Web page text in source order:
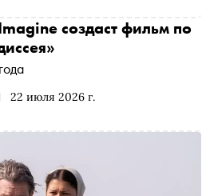
больше сюрпризов, чем кажется,
Елены и Клитемнестры —
будет волновать
просмотра. Критик Сергей
зачем вообще был нужен этот
из каждого утюга
22 июля 2026 г.
создаст фильм по